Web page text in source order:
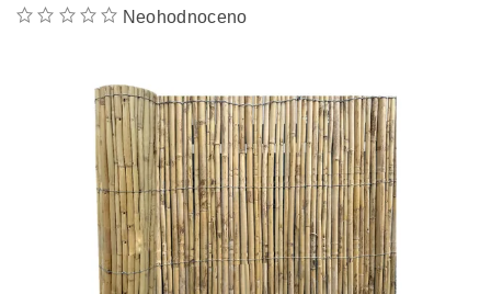
Neohodnoceno